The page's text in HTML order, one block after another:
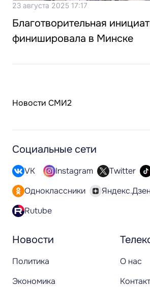
23 августа 2025 17:17
Благотворительная
финишировала в Минске
Новости СМИ2
Новости
Политика
Экономика
О нас
Социальные сети
VK Instagram Twitter
Одноклассники
Яндекс.Дзен
Rutube